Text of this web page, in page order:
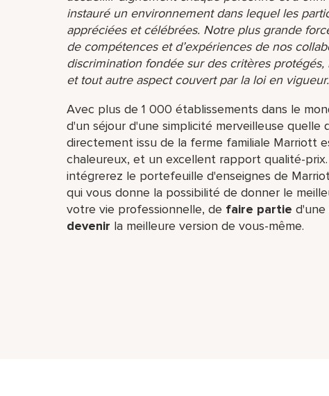
instauré un environnement dans lequel les
appréciées et célébrées. Notre plus grande
de compétences et d’expériences de nos
discrimination fondée sur des critères
et tout autre aspect couvert par la loi en vigueur.
Avec plus de 1 000 établissements dans le
d'un séjour d'une simplicité merveilleuse
directement issu de la ferme familiale Marriott
chaleureux, et un excellent rapport qualité-
intégrerez le portefeuille d'enseignes de
qui vous donne la possibilité de donner le
votre vie professionnelle, de faire partie
devenir la meilleure version de vous-même.